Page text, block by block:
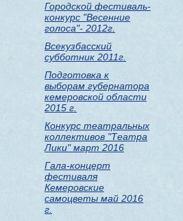
Городской фестиваль-
конкурс "Весенние
голоса"- 2012г.
Всекузбасский
субботник 2011г.
Подготовка к
выборам губернатора
кемеровской области
2015 г.
Конкурс театральных
коллективов "Театра
Лики" март 2016
Гала-концерт
фестиваля
Кемеровские
самоцветы май 2016
г.